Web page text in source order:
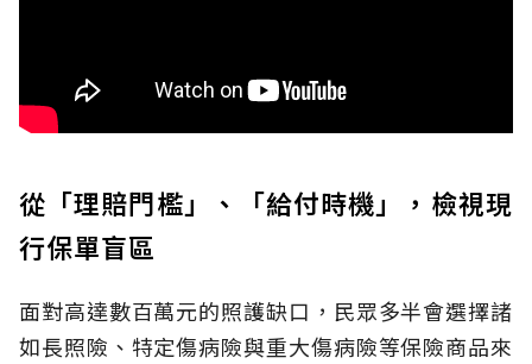
從「理賠門檻」、「給付時機」，檢視現
行保單盲區
面對高達數百萬元的照護缺口，民眾多半會選擇諸
如長照險、特定傷病險與重大傷病險等保險商品來